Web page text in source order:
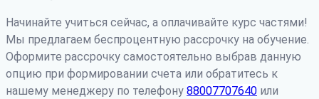
Начинайте учиться сейчас, а оплачивайте курс частями!
Мы предлагаем беспроцентную рассрочку на обучение.
Оформите рассрочку самостоятельно выбрав данную
опцию при формировании счета или обратитесь к
нашему менеджеру по телефону 88007707640 или